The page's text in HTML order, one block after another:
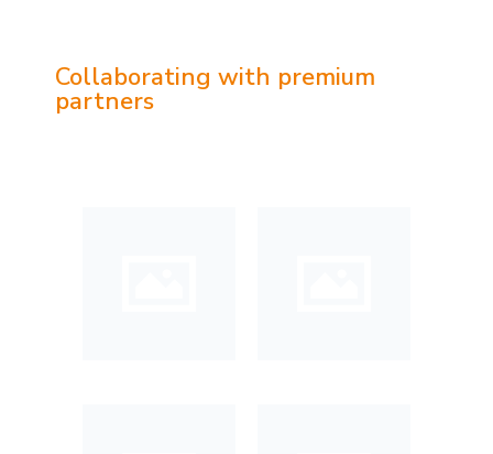
Collaborating with premium
partners